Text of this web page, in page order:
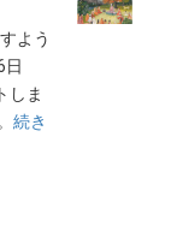
よう
日
しま
続き